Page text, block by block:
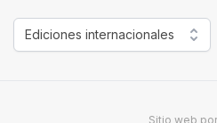
Ediciones internacionales
Sitio web por